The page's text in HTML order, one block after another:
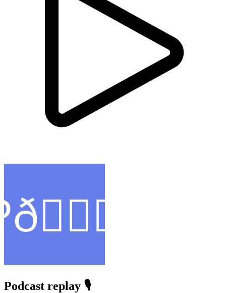
Podcast replay 🎙️